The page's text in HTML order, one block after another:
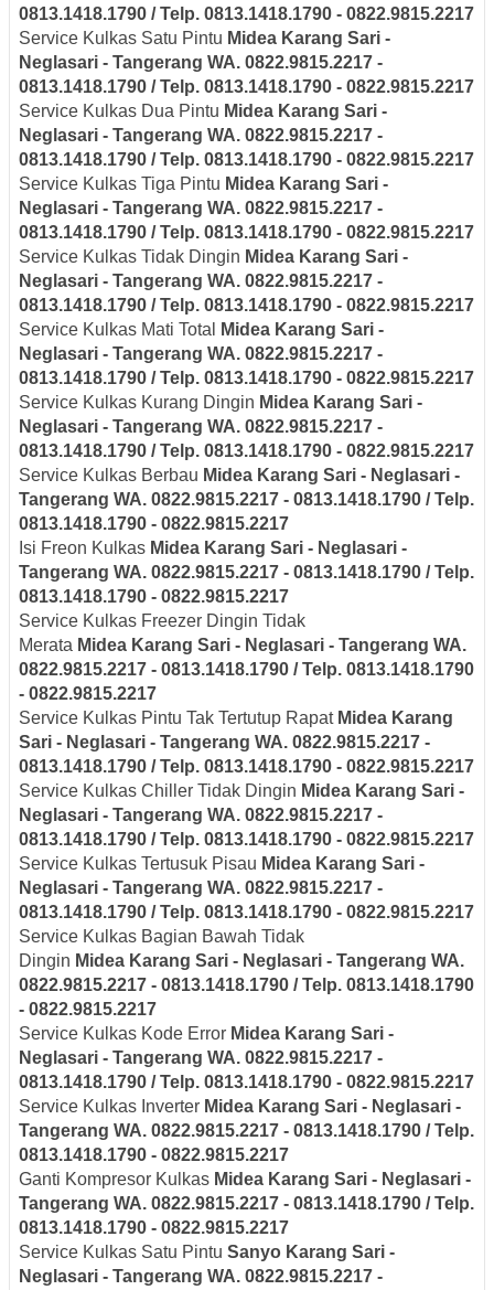
0813.1418.1790 / Telp. 0813.1418.1790 - 0822.9815.2217
Service Kulkas Satu Pintu Midea Karang Sari -
Neglasari - Tangerang WA. 0822.9815.2217 -
0813.1418.1790 / Telp. 0813.1418.1790 - 0822.9815.2217
Service Kulkas Dua Pintu Midea Karang Sari -
Neglasari - Tangerang WA. 0822.9815.2217 -
0813.1418.1790 / Telp. 0813.1418.1790 - 0822.9815.2217
Service Kulkas Tiga Pintu Midea Karang Sari -
Neglasari - Tangerang WA. 0822.9815.2217 -
0813.1418.1790 / Telp. 0813.1418.1790 - 0822.9815.2217
Service Kulkas Tidak Dingin Midea Karang Sari -
Neglasari - Tangerang WA. 0822.9815.2217 -
0813.1418.1790 / Telp. 0813.1418.1790 - 0822.9815.2217
Service Kulkas Mati Total
Midea Karang Sari -
Neglasari - Tangerang WA. 0822.9815.2217 -
0813.1418.1790 / Telp. 0813.1418.1790 - 0822.9815.2217
Service Kulkas Kurang Dingin Midea Karang Sari -
Neglasari - Tangerang WA. 0822.9815.2217 -
0813.1418.1790 / Telp. 0813.1418.1790 - 0822.9815.2217
Service Kulkas Berbau Midea Karang Sari - Neglasari -
Tangerang WA. 0822.9815.2217 - 0813.1418.1790 / Telp.
0813.1418.1790 - 0822.9815.2217
Isi Freon Kulkas Midea Karang Sari - Neglasari -
Tangerang WA. 0822.9815.2217 - 0813.1418.1790 / Telp.
0813.1418.1790 - 0822.9815.2217
Service Kulkas Freezer Dingin Tidak
Merata Midea Karang Sari - Neglasari - Tangerang WA.
0822.9815.2217 - 0813.1418.1790 / Telp. 0813.1418.1790
- 0822.9815.2217
Service Kulkas Pintu Tak Tertutup Rapat Midea Karang
Sari - Neglasari - Tangerang WA. 0822.9815.2217 -
0813.1418.1790 / Telp. 0813.1418.1790 - 0822.9815.2217
Service Kulkas Chiller Tidak Dingin Midea Karang Sari -
Neglasari - Tangerang WA. 0822.9815.2217 -
0813.1418.1790 / Telp. 0813.1418.1790 - 0822.9815.2217
Service Kulkas Tertusuk Pisau Midea Karang Sari -
Neglasari - Tangerang WA. 0822.9815.2217 -
0813.1418.1790 / Telp. 0813.1418.1790 - 0822.9815.2217
Service Kulkas Bagian Bawah Tidak
Dingin Midea Karang Sari - Neglasari - Tangerang WA.
0822.9815.2217 - 0813.1418.1790 / Telp. 0813.1418.1790
- 0822.9815.2217
Service Kulkas Kode Error Midea Karang Sari -
Neglasari - Tangerang WA. 0822.9815.2217 -
0813.1418.1790 / Telp. 0813.1418.1790 - 0822.9815.2217
Service Kulkas Inverter Midea Karang Sari - Neglasari -
Tangerang WA. 0822.9815.2217 - 0813.1418.1790 / Telp.
0813.1418.1790 - 0822.9815.2217
Ganti Kompresor Kulkas Midea Karang Sari - Neglasari -
Tangerang WA. 0822.9815.2217 - 0813.1418.1790 / Telp.
0813.1418.1790 - 0822.9815.2217
Service Kulkas Satu Pintu Sanyo Karang Sari -
Neglasari - Tangerang WA. 0822.9815.2217 -